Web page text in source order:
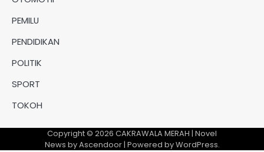
PEMILU
PENDIDIKAN
POLITIK
SPORT
TOKOH
Copyright © 2026 CAKRAWALA MERAH | Novel
News byAscendoor| Powered byWordPress.